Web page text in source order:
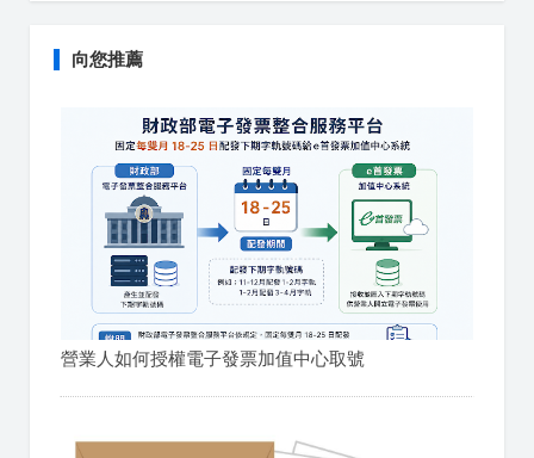
向您推薦
營業人如何授權電子發票加值中心取號